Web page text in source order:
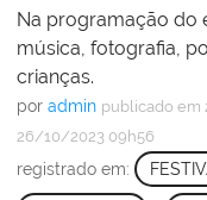
Na programação do
música, fotografia,
crianças.
por admin publicado em
26/10/2023 09h56
registrado em: